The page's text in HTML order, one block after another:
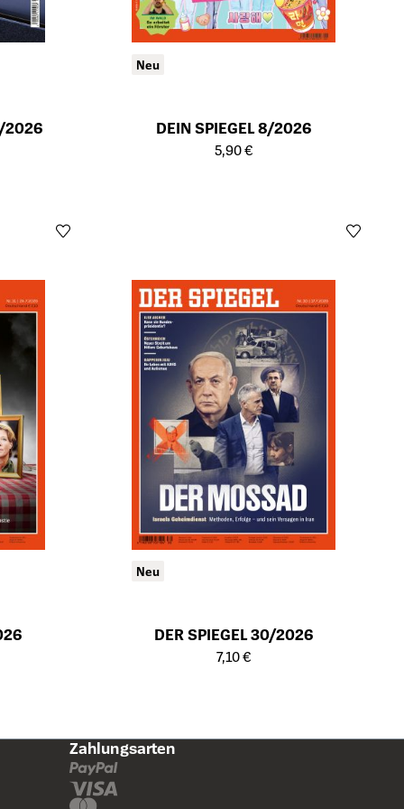
2026
Neu
DEIN SPIEGEL 8/2026
Öffnet die Detailseite des Produkts
5,90 €
Neu
DER SPIEGEL 30/2026
Öffnet die Detailseite des Produkts
7,10 €
Zahlungsarten